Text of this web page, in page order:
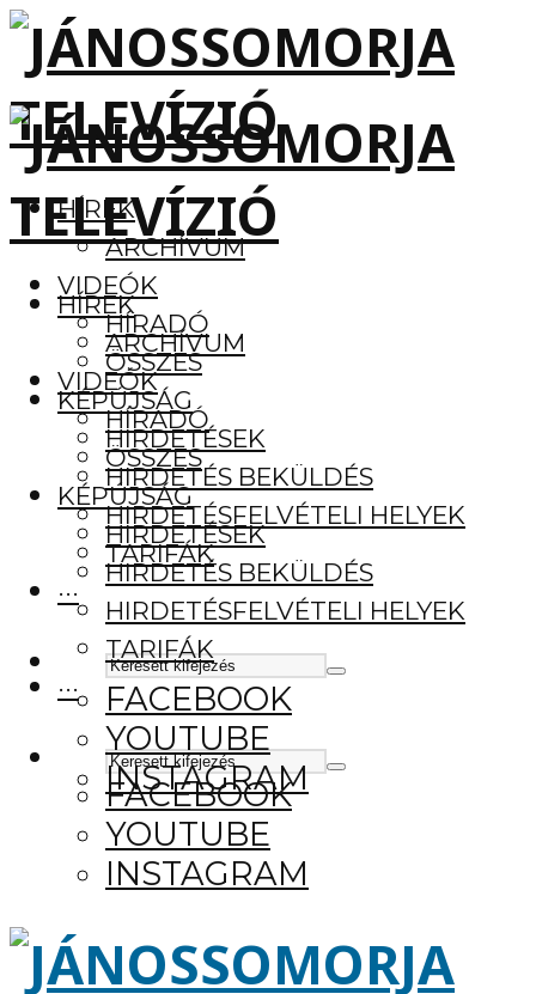
HÍREK
ARCHÍVUM
VIDEÓK
HÍRADÓ
ÖSSZES
KÉPÚJSÁG
HIRDETÉSEK
HIRDETÉS BEKÜLDÉS
HIRDETÉSFELVÉTELI HELYEK
TARIFÁK
···
FACEBOOK
YOUTUBE
INSTAGRAM
HÍREK
ARCHÍVUM
VIDEÓK
HÍRADÓ
ÖSSZES
KÉPÚJSÁG
HIRDETÉSEK
HIRDETÉS BEKÜLDÉS
HIRDETÉSFELVÉTELI HELYEK
TARIFÁK
···
FACEBOOK
YOUTUBE
INSTAGRAM